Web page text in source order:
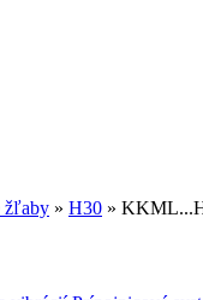
žľaby » H30 »